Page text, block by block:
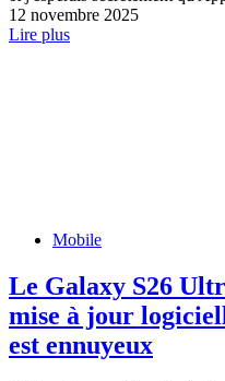
12 novembre 2025
Lire plus
Mobile
Le Galaxy S26
mise à jour
est ennuyeux